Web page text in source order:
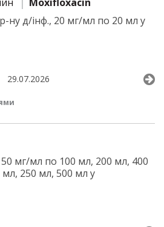
ну д/інф., 20 мг/мл по 20 мл у
29.07.2026
мг/мл по 100 мл, 200 мл, 400
250 мл, 500 мл у